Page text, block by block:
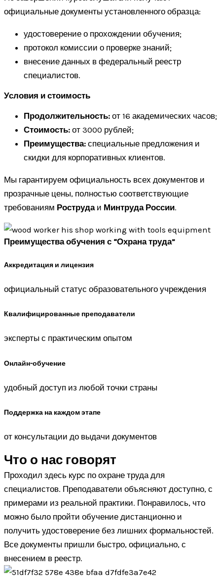
официальные документы установленного образца:
удостоверение о прохождении обучения;
протокол комиссии о проверке знаний;
внесение данных в федеральный реестр
специалистов.
Условия и стоимость
Продолжительность: от 16 академических часов;
Стоимость: от 3000 рублей;
Преимущества: специальные предложения и
скидки для корпоративных клиентов.
Мы гарантируем официальность всех документов и
прозрачные цены, полностью соответствующие
требованиям Рострудаи Минтруда России.
Преимущества обучения с “Охрана труда”
Аккредитация и лицензия
официальный статус образовательного учреждения
Квалифицированные преподаватели
эксперты с практическим опытом
Онлайн-обучение
удобный доступ из любой точки страны
Поддержка на каждом этапе
от консультации до выдачи документов
Что о нас говорят
Проходил здесь курс по охране труда для
специалистов. Преподаватели объясняют доступно, с
примерами из реальной практики. Понравилось, что
можно было пройти обучение дистанционно и
получить удостоверение без лишних формальностей.
Все документы пришли быстро, официально, с
внесением в реестр.